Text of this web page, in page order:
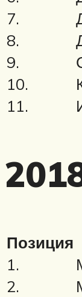
7.
8.
9.
10.
11.
Позиция
1.
2.